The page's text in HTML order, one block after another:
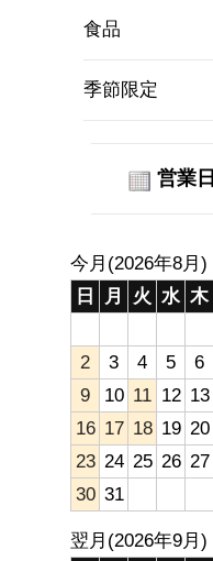
食品
季節限定
営業日
今月(2026年8月)
日
月 火 水 木
2
3 4 5 6
9
10 11 12 13
16 17 18 19 20
23 24 25 26 27
30 31
翌月(2026年9月)